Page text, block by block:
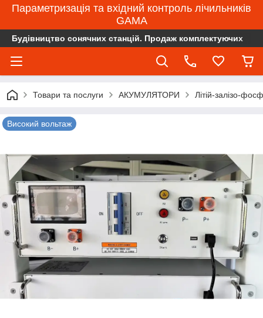
Параметризація та вхідний контроль лічильників
GAMA
Будівництво сонячних станцій. Продаж комплектуючих
Товари та послуги АКУМУЛЯТОРИ Літій-залізо-
Високий вольтаж